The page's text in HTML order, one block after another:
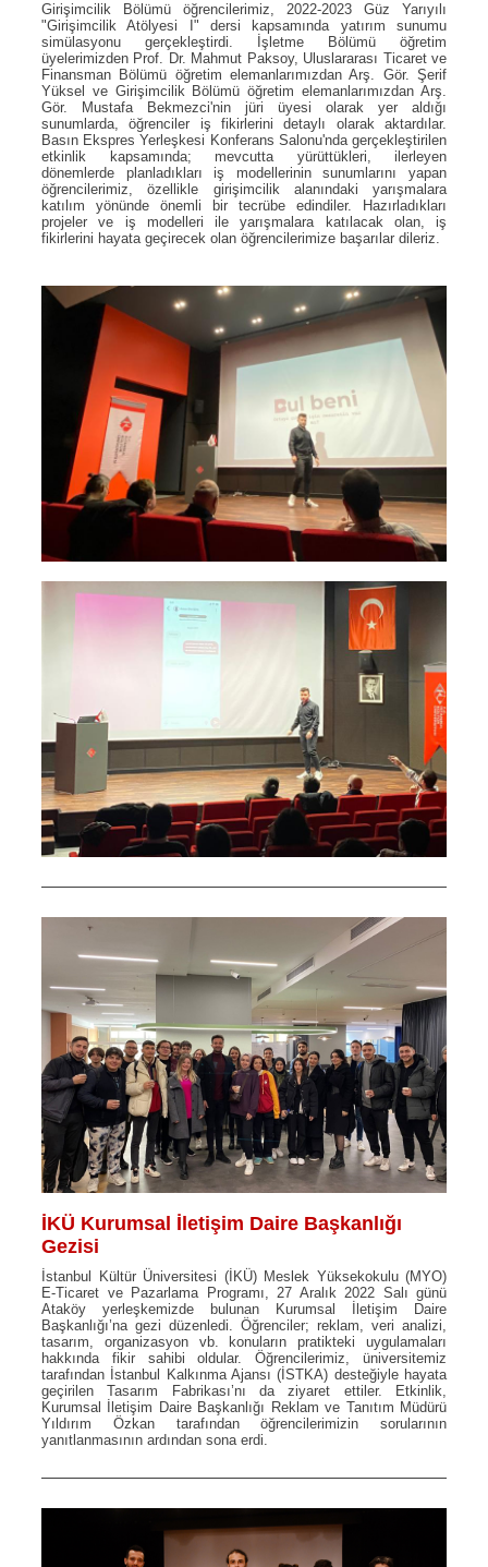
Girişimcilik Bölümü öğrencilerimiz, 2022-2023 Güz Yarıyılı
"Girişimcilik Atölyesi I" dersi kapsamında yatırım sunumu
simülasyonu gerçekleştirdi. İşletme Bölümü öğretim
üyelerimizden Prof. Dr. Mahmut Paksoy, Uluslararası Ticaret ve
Finansman Bölümü öğretim elemanlarımızdan Arş. Gör. Şerif
Yüksel ve Girişimcilik Bölümü öğretim elemanlarımızdan Arş.
Gör. Mustafa Bekmezci'nin jüri üyesi olarak yer aldığı
sunumlarda, öğrenciler iş fikirlerini detaylı olarak aktardılar.
Basın Ekspres Yerleşkesi Konferans Salonu'nda gerçekleştirilen
etkinlik kapsamında; mevcutta yürüttükleri, ilerleyen
dönemlerde planladıkları iş modellerinin sunumlarını yapan
öğrencilerimiz, özellikle girişimcilik alanındaki yarışmalara
katılım yönünde önemli bir tecrübe edindiler. Hazırladıkları
projeler ve iş modelleri ile yarışmalara katılacak olan, iş
fikirlerini hayata geçirecek olan öğrencilerimize başarılar dileriz.
İKÜ Kurumsal İletişim Daire Başkanlığı
Gezisi
İstanbul Kültür Üniversitesi (İKÜ) Meslek Yüksekokulu (MYO)
E-Ticaret ve Pazarlama Programı, 27 Aralık 2022 Salı günü
Ataköy yerleşkemizde bulunan Kurumsal İletişim Daire
Başkanlığı’na gezi düzenledi. Öğrenciler; reklam, veri analizi,
tasarım, organizasyon vb. konuların pratikteki uygulamaları
hakkında fikir sahibi oldular. Öğrencilerimiz, üniversitemiz
tarafından İstanbul Kalkınma Ajansı (İSTKA) desteğiyle hayata
geçirilen Tasarım Fabrikası’nı da ziyaret ettiler. Etkinlik,
Kurumsal İletişim Daire Başkanlığı Reklam ve Tanıtım Müdürü
Yıldırım Özkan tarafından öğrencilerimizin sorularının
yanıtlanmasının ardından sona erdi.